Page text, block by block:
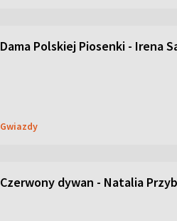
Dama Polskiej Piosenki - Irena
Gwiazdy
Czerwony dywan - Natalia